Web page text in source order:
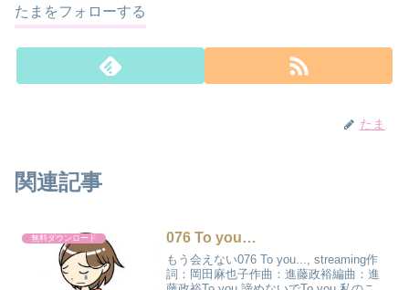
たまをフォローする
たま
関連記事
無料ダウンロード 076 To you…
もう会えない076 To you..., streaming作
詞：岡田麻也子作曲：進藤政裕編曲：進